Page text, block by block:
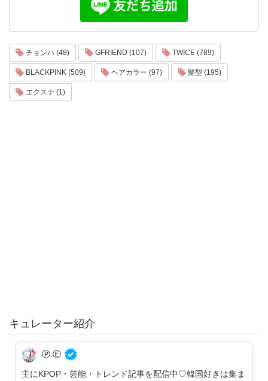
チョンハ (48) GFRIEND (107) TWICE (789)
BLACKPINK (509) ヘアカラー (97) 髪型 (195)
エクステ (1)
キュレーター紹介
Ⓟ.Ⓔ
主にKPOP・芸能・トレンド記事を配信中♡韓国好きは集ま